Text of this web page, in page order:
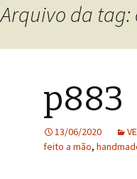
O MNĚ
JAK ZACHÁZET SE
ŠPERKEM ZE SEMÍNEK?
Arquivo da
p883
13/06/2020
feito a mão,